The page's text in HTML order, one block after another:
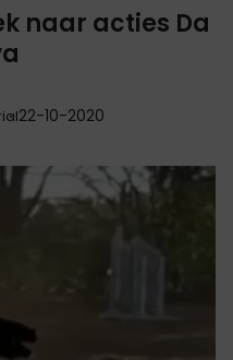
naar acties Da
22-10-2020